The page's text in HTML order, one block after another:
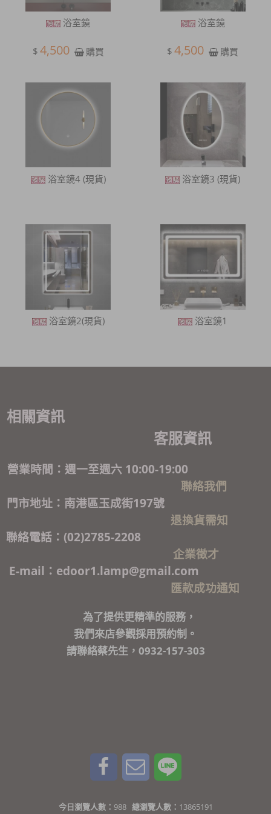
浴室鏡
$ 4,500 購買
浴室鏡
$ 4,500 購買
浴室鏡4 (現貨) 浴室鏡3 (現貨)
浴室鏡2(現貨) 浴室鏡1
相關資訊
客服資訊
營業時間：週一至週六 10:00-19:00
聯絡我們
門市地址：南港區玉成街197號
退換貨需知
聯絡電話：(02)2785-2208
企業徵才
E-mail：edoor1.lamp@gmail.com
匯款成功通知
為了提供更精準的服務，
我們來店參觀採用預約制。
請聯絡蔡先生，0932-157-303
今日瀏覽人數： 988 總瀏覽人數： 13865191